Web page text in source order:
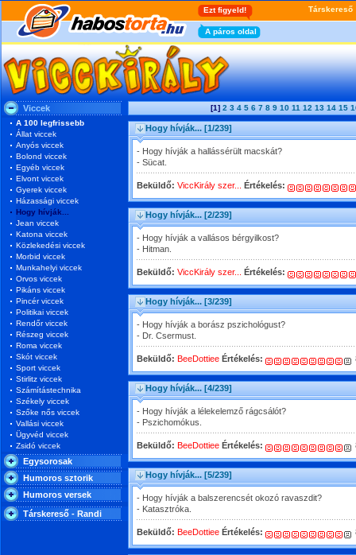
Viccek
A 100 legfrissebb
Állat viccek
Anyós viccek
Bolond viccek
Egyéb viccek
Elvont viccek
Gyerek viccek
Házassági viccek
Hogy hívják...
Jean viccek
Katona viccek
Közlekedési viccek
Morbid viccek
Munkahelyi viccek
Orvos viccek
Pikáns viccek
Pincér viccek
Politikai viccek
Rendőr viccek
Részeg viccek
Roma viccek
Skót viccek
Sport viccek
Stirlitz viccek
Számítástechnika
Székely viccek
Szőke nős viccek
Vallási viccek
Ügyvéd viccek
Zsidó viccek
Egysorosak
Humoros sztorik
Humoros versek
Társkereső - Randi
[1] 2 3 4 5 6 7 8 9 10 11 12 13 14 15
Hogy hívják... [1/239]
- Hogy hívják a hallássérült macskát?
- Sücat.
Beküldő: ViccKirály szer... Értékelés:
Hogy hívják... [2/239]
- Hogy hívják a vallásos bérgyilkost?
- Hitman.
Beküldő: ViccKirály szer... Értékelés:
Hogy hívják... [3/239]
- Hogy hívják a borász pszichológust?
- Dr. Csermust.
Beküldő: BeeDottiee Értékelés:
Hogy hívják... [4/239]
- Hogy hívják a lélekelemző rágcsálót?
- Pszichomókus.
Beküldő: BeeDottiee Értékelés:
Hogy hívják... [5/239]
- Hogy hívják a balszerencsét okozó ravaszdit?
- Katasztróka.
Beküldő: BeeDottiee Értékelés: